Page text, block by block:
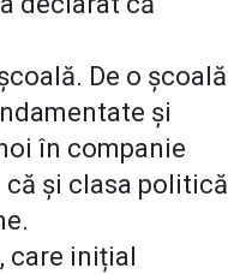
De o școală
și
în companie
și clasa politică
care inițial